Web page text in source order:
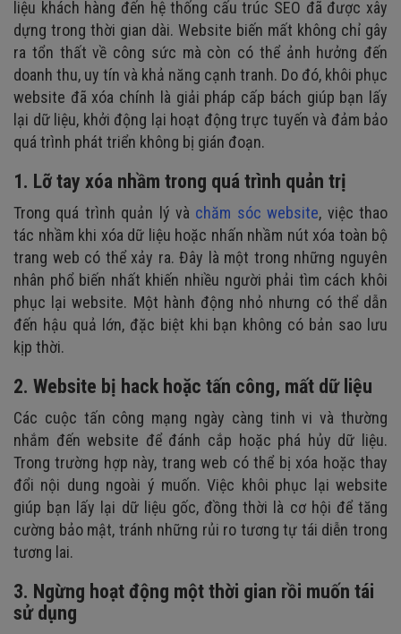
5. Sử dụng Wayback Machine để khôi phục website đã
xóa
6. Khôi phục website khi mất tên miền
liệu khách hàng đến hệ thống cấu trúc SEO đã được xây
dựng trong thời gian dài. Website biến mất không chỉ gây
ra tổn thất về công sức mà còn có thể ảnh hưởng đến
doanh thu, uy tín và khả năng cạnh tranh. Do đó, khôi phục
website đã xóa chính là giải pháp cấp bách giúp bạn lấy
lại dữ liệu, khởi động lại hoạt động trực tuyến và đảm bảo
quá trình phát triển không bị gián đoạn.
1. Lỡ tay xóa nhầm trong quá trình quản trị
Trong quá trình quản lý và chăm sóc website, việc thao
tác nhầm khi xóa dữ liệu hoặc nhấn nhầm nút xóa toàn bộ
trang web có thể xảy ra. Đây là một trong những nguyên
nhân phổ biến nhất khiến nhiều người phải tìm cách khôi
phục lại website. Một hành động nhỏ nhưng có thể dẫn
đến hậu quả lớn, đặc biệt khi bạn không có bản sao lưu
kịp thời.
2. Website bị hack hoặc tấn công, mất dữ liệu
Các cuộc tấn công mạng ngày càng tinh vi và thường
nhắm đến website để đánh cắp hoặc phá hủy dữ liệu.
Trong trường hợp này, trang web có thể bị xóa hoặc thay
đổi nội dung ngoài ý muốn. Việc khôi phục lại website
giúp bạn lấy lại dữ liệu gốc, đồng thời là cơ hội để tăng
cường bảo mật, tránh những rủi ro tương tự tái diễn trong
tương lai.
3. Ngừng hoạt động một thời gian rồi muốn tái
sử dụng